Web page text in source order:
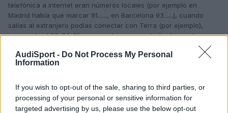
AudiSport - Do Not Process My Personal
Information
If you wish to opt-out of the sale, sharing to third parties, or
processing of your personal or sensitive information for
targeted advertising by us, please use the below opt-out
telefónica a internet eran números locales (por ejemplo en
Madrid había que marcar 91......, en Barcelona 93......), cuando
salías al extranjero podías conectar con Terra (por ejemplo),
marcando el 00-34-91....., pero ahora, como todos los nodos son
908.... (o 90x.....), estos números no son accesibles desde el
extranjero.
Terra/Telefónica desde el extranjero? Llevo toda la mañana
intentando que el comercial que tenemos me lo aclare pero
parece que le estoy preguntado sobre la fusión fría.